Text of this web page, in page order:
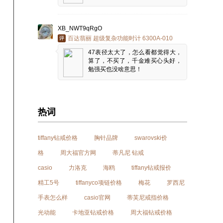
XB_NWT9qRgO
百达翡丽 超级复杂功能时计 6300A-010
47表径太大了，怎么看都觉得大，
算了，不买了，千金难买心头好，
勉强买也没啥意思！
热词
tiffany钻戒价格 胸针品牌 swarovski价
格 周大福官方网 蒂凡尼 钻戒
casio 力洛克 海鸥 tiffany钻戒报价
精工5号 tiffanyco项链价格 梅花 罗西尼
手表怎么样 casio官网 蒂芙尼戒指价格
光动能 卡地亚钻戒价格 周大福钻戒价格